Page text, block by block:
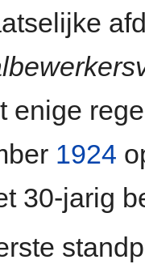
enige
1924
30-jarig